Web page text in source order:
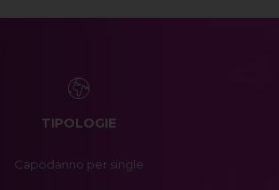
TIPOLOGIE
Capodanno per single